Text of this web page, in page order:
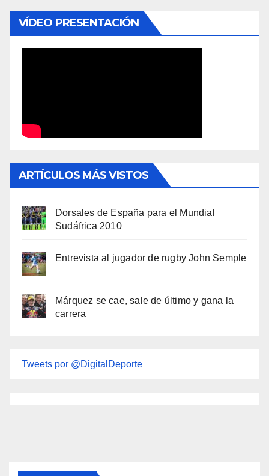
VÍDEO PRESENTACIÓN
ARTÍCULOS MÁS VISTOS
Dorsales de España para el Mundial
Sudáfrica 2010
Entrevista al jugador de rugby John Semple
Márquez se cae, sale de último y gana la
carrera
Tweets por @DigitalDeporte